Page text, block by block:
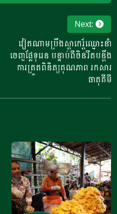
Next:
វៀតណាម​ប្រឹងស្តាកេរ្ត៍ឈ្មោះ​នាំ​
ចេញ​ផ្លែទុរេន បន្ទាប់ពីចិន​រឹតបន្តឹង​
ការត្រួតពិនិត្យ​គុណភាព រកសារ
ធាតុគីមី